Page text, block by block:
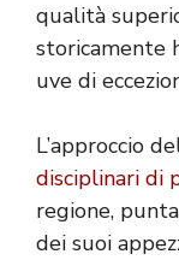
qualità
storicamente
uve di
L’approccio
disciplinari di
regione,
dei suoi